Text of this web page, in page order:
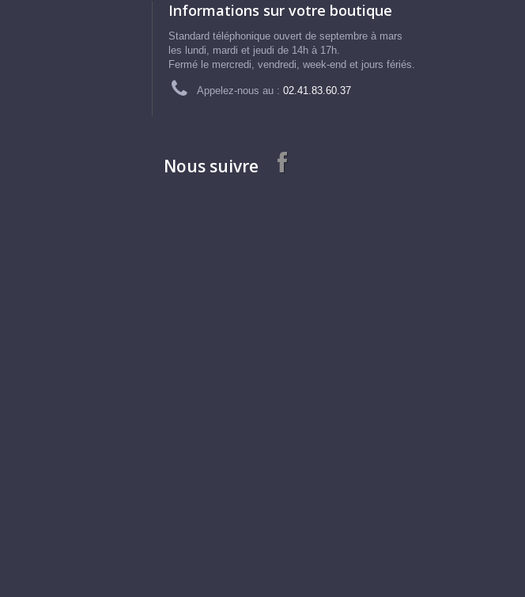
Informations sur votre boutique
Standard téléphonique ouvert de septembre à mars
les lundi, mardi et jeudi de 14h à 17h.
Fermé le mercredi, vendredi, week-end et jours fériés.
Appelez-nous au : 02.41.83.60.37
Nous suivre